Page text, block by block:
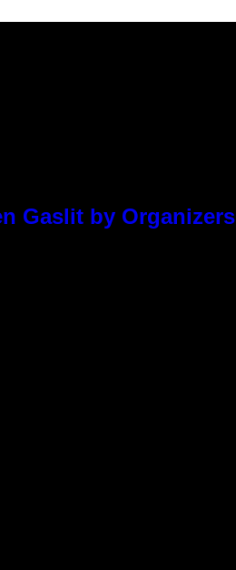
Gaslit by Organizers